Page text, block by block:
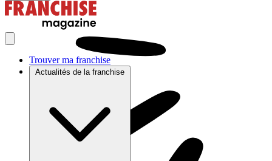
Trouver ma franchise
Actualités de la franchise